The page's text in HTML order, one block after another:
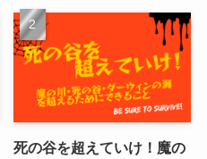
死の谷を超えていけ！魔の